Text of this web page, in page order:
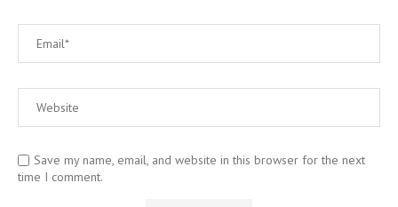
Save my name, email, and website in this browser for the next
time I comment.